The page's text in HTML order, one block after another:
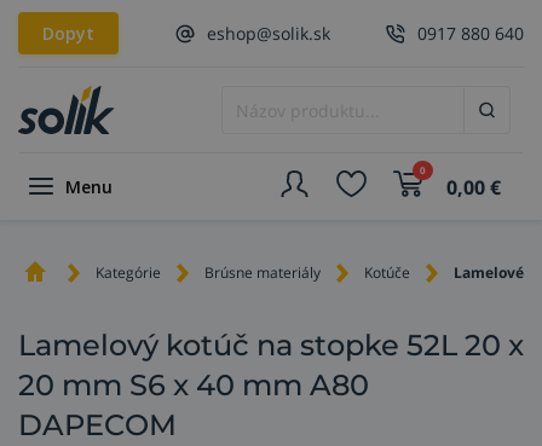
Dopyt eshop@solik.sk 0917 880 640
Menu
0
0,00€
Kategórie Brúsne materiály Kotúče Lamelové
Lamelový kotúč na stopke 52L 20 x
20 mm S6 x 40 mm A80
DAPECOM